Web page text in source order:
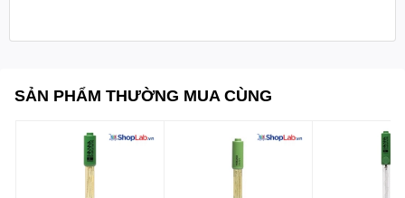
gian bơm phân liều theo phần trăm của độ lệch từ
Tốc độ dòng chảy từ bơm định lượng có thể điều
chỉnh từ 0.5 đến 3.5L/h. Đường nước lớn có thể bơm
hóa chất nhiều hơn so với đường nước nhỏ vì nó có
SẢN PHẨM THƯỜNG MUA CÙNG